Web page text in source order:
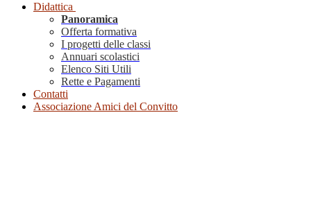
Didattica
Panoramica
Offerta formativa
I progetti delle classi
Annuari scolastici
Elenco Siti Utili
Rette e Pagamenti
Contatti
Associazione Amici del Convitto